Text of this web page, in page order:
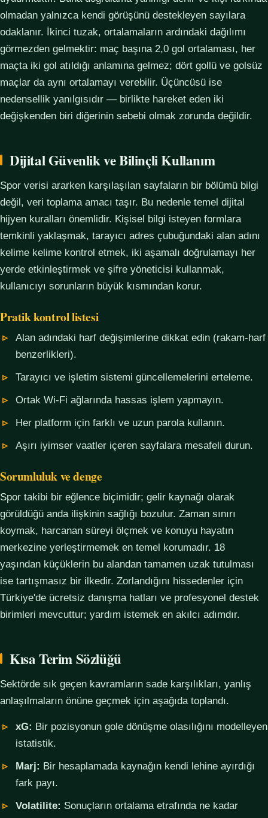
olmadan yalnızca kendi görüşünü destekleyen sayılara
odaklanır. İkinci tuzak, ortalamaların ardındaki dağılımı
görmezden gelmektir: maç başına 2,0 gol ortalaması, her
maçta iki gol atıldığı anlamına gelmez; dört gollü ve golsüz
maçlar da aynı ortalamayı verebilir. Üçüncüsü ise
nedensellik yanılgısıdır — birlikte hareket eden iki
değişkenden biri diğerinin sebebi olmak zorunda değildir.
Dijital Güvenlik ve Bilinçli Kullanım
Spor verisi ararken karşılaşılan sayfaların bir bölümü bilgi
değil, veri toplama amacı taşır. Bu nedenle temel dijital
hijyen kuralları önemlidir. Kişisel bilgi isteyen formlara
temkinli yaklaşmak, tarayıcı adres çubuğundaki alan adını
kelime kelime kontrol etmek, iki aşamalı doğrulamayı her
yerde etkinleştirmek ve şifre yöneticisi kullanmak,
kullanıcıyı sorunların büyük kısmından korur.
Pratik kontrol listesi
Alan adındaki harf değişimlerine dikkat edin (rakam-harf
benzerlikleri).
Tarayıcı ve işletim sistemi güncellemelerini erteleme.
Ortak Wi-Fi ağlarında hassas işlem yapmayın.
Her platform için farklı ve uzun parola kullanın.
Aşırı iyimser vaatler içeren sayfalara mesafeli durun.
Sorumluluk ve denge
Spor takibi bir eğlence biçimidir; gelir kaynağı olarak
görüldüğü anda ilişkinin sağlığı bozulur. Zaman sınırı
koymak, harcanan süreyi ölçmek ve konuyu hayatın
merkezine yerleştirmemek en temel korumadır. 18
yaşından küçüklerin bu alandan tamamen uzak tutulması
ise tartışmasız bir ilkedir. Zorlandığını hissedenler için
Türkiye'de ücretsiz danışma hatları ve profesyonel destek
birimleri mevcuttur; yardım istemek en akılcı adımdır.
Kısa Terim Sözlüğü
Sektörde sık geçen kavramların sade karşılıkları, yanlış
anlaşılmaların önüne geçmek için aşağıda toplandı.
xG: Bir pozisyonun gole dönüşme olasılığını modelleyen
istatistik.
Marj: Bir hesaplamada kaynağın kendi lehine ayırdığı
fark payı.
Volatilite: Sonuçların ortalama etrafında ne kadar